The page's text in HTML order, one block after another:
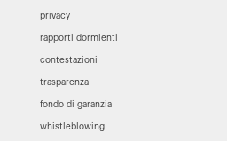
privacy
rapporti dormienti
contestazioni
trasparenza
fondo di garanzia
whistleblowing